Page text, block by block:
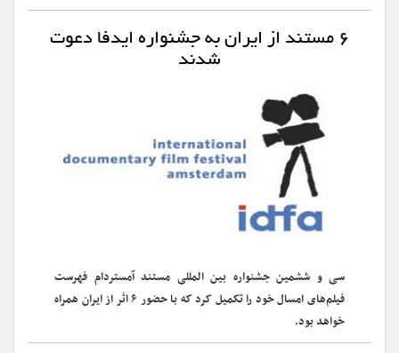
۶ مستند از ایران به جشنواره ایدفا دعوت
شدند
سی و ششمین جشنواره بین المللی مستند آمستردام فهرست
فیلم‌های امسال خود را تکمیل کرد که با حضور ۶ اثر از ایران همراه
خواهد بود.